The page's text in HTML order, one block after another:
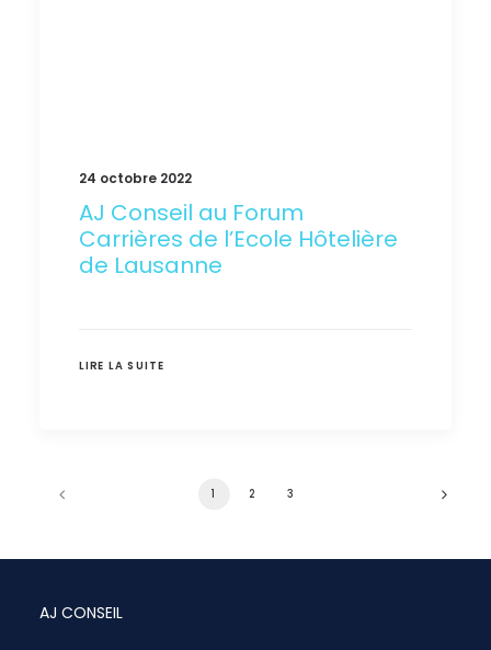
24 octobre 2022
AJ Conseil au Forum
Carrières de l’Ecole Hôtelière
de Lausanne
LIRE LA SUITE
1 2 3
AJ CONSEIL